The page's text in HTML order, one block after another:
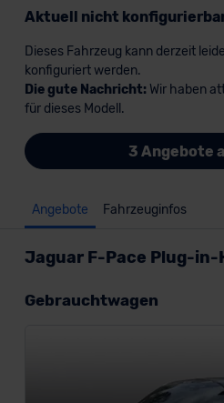
Aktuell nicht
Dieses Fahrzeug kann derzeit
konfiguriert werden.
Die gute Nachricht: Wir haben
für dieses Modell.
3 Angebote
Angebote Fahrzeuginfos
Jaguar F-Pace Plug-in-
Gebrauchtwagen